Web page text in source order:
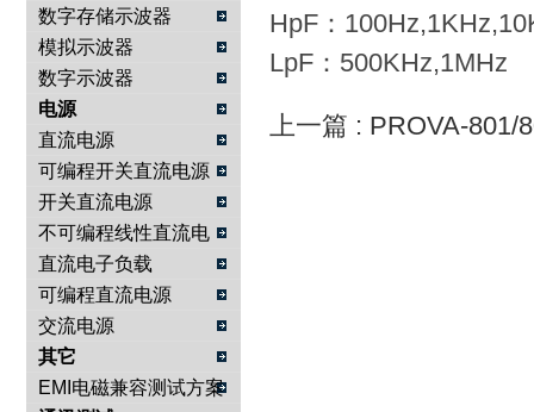
数字存储示波器
模拟示波器
数字示波器
电源
直流电源
可编程开关直流电源
开关直流电源
不可编程线性直流电
源
直流电子负载
可编程直流电源
交流电源
其它
EMI电磁兼容测试方案
HpF：
LpF：500KHz,1MHz
上一篇 : PROVA-801/